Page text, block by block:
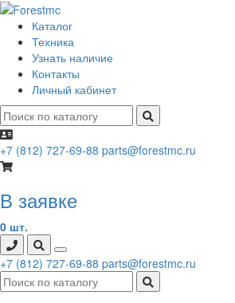
Каталог
Техника
Узнать наличие
Контакты
Личный кабинет
+7 (812) 727-69-88 parts@forestmc.ru
В заявке
0 шт.
+7 (812) 727-69-88 parts@forestmc.ru